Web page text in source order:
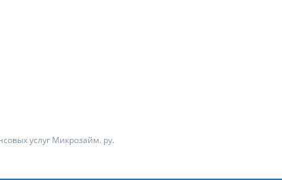
услуг Микрозайм. ру.